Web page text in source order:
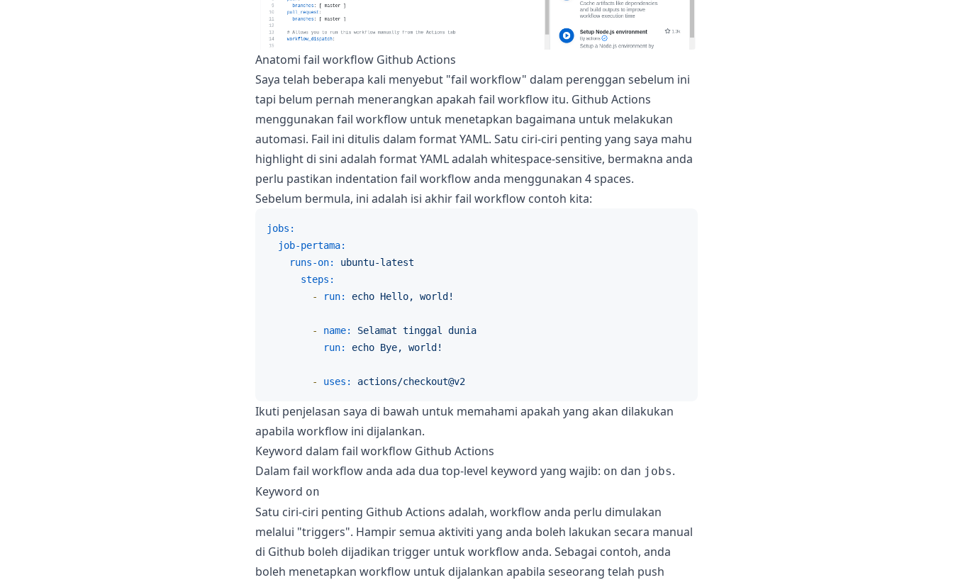
Anatomi fail workflow Github Actions
Saya telah beberapa kali menyebut "fail workflow" dalam perenggan sebelum ini
tapi belum pernah menerangkan apakah fail workflow itu. Github Actions
menggunakan fail workflow untuk menetapkan bagaimana untuk melakukan
automasi. Fail ini ditulis dalam format YAML. Satu ciri-ciri penting yang saya mahu
highlight di sini adalah format YAML adalah whitespace-sensitive, bermakna anda
perlu pastikan indentation fail workflow anda menggunakan 4 spaces.
Sebelum bermula, ini adalah isi akhir fail workflow contoh kita:
jobs:
job-pertama:
runs-on:
ubuntu-latest
steps:
-
run: echo Hello, world!
- name: Selamat tinggal
dunia
run:
echo Bye, world!
- uses: actions/checkout@v2
Ikuti penjelasan saya di bawah untuk memahami apakah yang akan dilakukan
apabila workflow ini dijalankan.
Keyword dalam fail workflow Github Actions
Dalam fail workflow anda ada dua top-level keyword yang wajib: on dan jobs.
Keyword on
Satu ciri-ciri penting Github Actions adalah, workflow anda perlu dimulakan
melalui "triggers". Hampir semua aktiviti yang anda boleh lakukan secara manual
di Github boleh dijadikan trigger untuk workflow anda. Sebagai contoh, anda
boleh menetapkan workflow untuk dijalankan apabila seseorang telah push